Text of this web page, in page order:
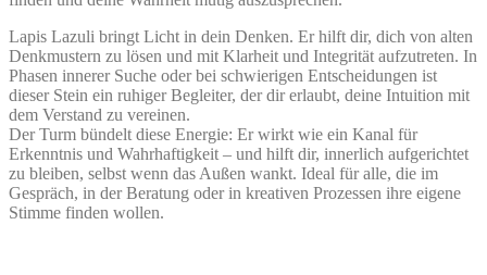
Lapis Lazuli bringt Licht in dein Denken. Er hilft dir, dich von alten
Denkmustern zu lösen und mit Klarheit und Integrität aufzutreten. In
Phasen innerer Suche oder bei schwierigen Entscheidungen ist
dieser Stein ein ruhiger Begleiter, der dir erlaubt, deine Intuition mit
dem Verstand zu vereinen.
Der Turm bündelt diese Energie: Er wirkt wie ein Kanal für
Erkenntnis und Wahrhaftigkeit – und hilft dir, innerlich aufgerichtet
zu bleiben, selbst wenn das Außen wankt. Ideal für alle, die im
Gespräch, in der Beratung oder in kreativen Prozessen ihre eigene
Stimme finden wollen.